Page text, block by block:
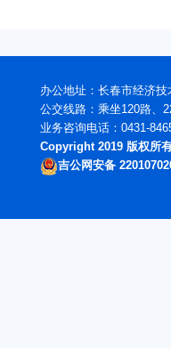
办公地址：长春市经济
公交线路：乘坐120路、
业务咨询电话：0431-
Copyright 2019 版权所
吉公网安备